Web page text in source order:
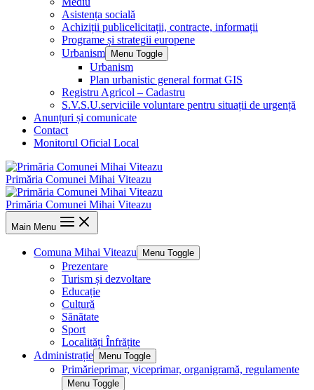
Asistența socială
Achiziții publicelicitații, contracte, informații
Programe și strategii europene
Urbanism
Menu Toggle
Urbanism
Plan urbanistic general format GIS
Registru Agricol – Cadastru
S.V.S.U.serviciile voluntare pentru situații de urgență
Anunțuri și comunicate
Contact
Monitorul Oficial Local
Primăria Comunei Mihai Viteazu
Primăria Comunei Mihai Viteazu
Main Menu
Comuna Mihai Viteazu Menu Toggle
Prezentare
Turism și dezvoltare
Educație
Cultură
Sănătate
Sport
Localități Înfrățite
Administrație
Menu Toggle
Primărieprimar, viceprimar, organigramă, regulamente
Menu Toggle